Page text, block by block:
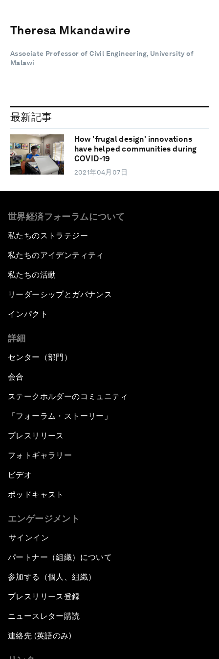
Theresa Mkandawire
Associate Professor of Civil Engineering, University of
Malawi
最新記事
How 'frugal design' innovations
have helped communities during
COVID-19
2021年04月07日
世界経済フォーラムについて
私たちのストラテジー
私たちのアイデンティティ
私たちの活動
リーダーシップとガバナンス
インパクト
詳細
センター（部門）
会合
ステークホルダーのコミュニティ
「フォーラム・ストーリー」
プレスリリース
フォトギャラリー
ビデオ
ポッドキャスト
エンゲージメント
サインイン
パートナー（組織）について
参加する（個人、組織）
プレスリリース登録
ニュースレター購読
連絡先 (英語のみ)